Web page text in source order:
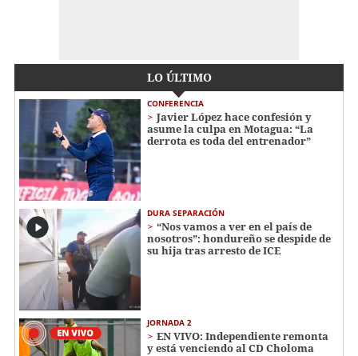
LO ÚLTIMO
CONFERENCIA
Javier López hace confesión y
asume la culpa en Motagua: “La
derrota es toda del entrenador”
DURA SEPARACIÓN
“Nos vamos a ver en el país de
nosotros”: hondureño se despide de
su hija tras arresto de ICE
JORNADA 2
EN VIVO: Independiente remonta
y está venciendo al CD Choloma